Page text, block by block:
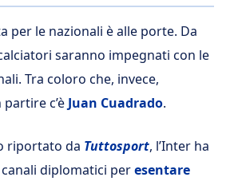
per le nazionali è alle porte. Da
saranno impegnati con le
Tra coloro che, invece,
c’è Juan Cuadrado.
riportato da Tuttosport, l’Inter ha
diplomatici peresentare